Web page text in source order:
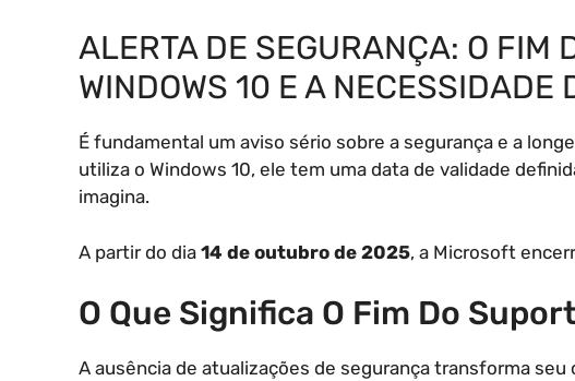
ALERTA DE SEGURANÇA: O FIM
WINDOWS 10 E A NECESSIDADE
É fundamental um aviso sério sobre a segurança e a
utiliza o Windows 10, ele tem uma data de validade
imagina.
A partir do dia 14 de outubro de 2025, a Microsoft
O Que Significa O Fim Do
A ausência de atualizações de segurança transforma